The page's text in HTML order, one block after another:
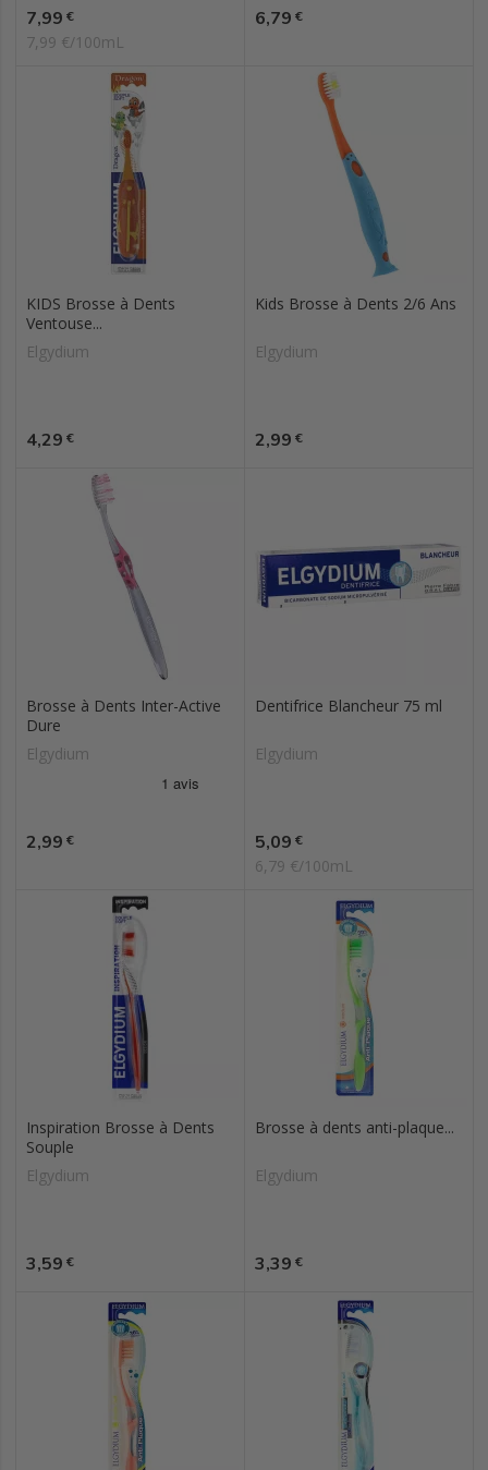
Prix
7,99 €
7,99 €/100mL
Prix
6,79 €
KIDS Brosse à Dents
Ventouse...
Elgydium
Prix
4,29 €
Kids Brosse à Dents 2/6 Ans
Elgydium
Prix
2,99 €
Brosse à Dents Inter-Active
Dure
Elgydium
Prix
2,99 €
Dentifrice Blancheur 75 ml
Elgydium
Prix
5,09 €
6,79 €/100mL
Inspiration Brosse à Dents
Souple
Elgydium
Prix
3,59 €
Brosse à dents anti-plaque...
Elgydium
Prix
3,39 €